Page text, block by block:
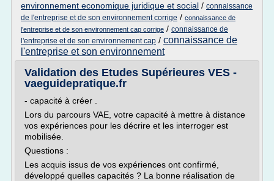
environnement economique juridique et social / connaissance
de l'entreprise et de son environnement corrige / connaissance de
l'entreprise et de son environnement cap corrige / connaissance de
l'entreprise et de son environnement cap / connaissance de
l'entreprise et son environnement
Validation des Etudes Supérieures VES -
vaeguidepratique.fr
- capacité à créer .
Lors du parcours VAE, votre capacité à mettre à distance
vos expériences pour les décrire et les interroger est
mobilisée.
Questions :
Les acquis issus de vos expériences ont confirmé,
développé quelles capacités ? La bonne réalisation de